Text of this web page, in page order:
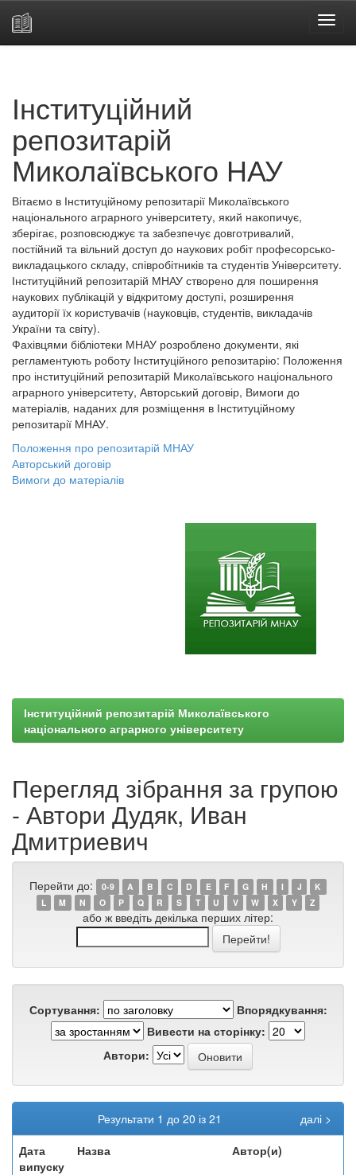
Інституційний
репозитарій
Миколаївського НАУ
Вітаємо в Інституційному репозитарії Миколаївського
національного аграрного університету, який накопичує,
зберігає, розповсюджує та забезпечує довготривалий,
постійний та вільний доступ до наукових робіт професорсько-
викладацького складу, співробітників та студентів Університету.
Інституційний репозитарій МНАУ створено для поширення
наукових публікацій у відкритому доступі, розширення
аудиторії їх користувачів (науковців, студентів, викладачів
України та світу).
Фахівцями бібліотеки МНАУ розроблено документи, які
регламентують роботу Інституційного репозитарію: Положення
про інституційний репозитарій Миколаївського національного
аграрного університету, Авторський договір, Вимоги до
матеріалів, наданих для розміщення в Інституційному
репозитарії МНАУ.
Положення про репозитарій МНАУ
Авторський договір
Вимоги до матеріалів
Інституційний репозитарій Миколаївського
національного аграрного університету
Перегляд зібрання за групою
- Автори Дудяк, Иван
Дмитриевич
Перейти до: 0-9 A B C D E F G H I J
K
L
M N O P Q R S T U V W X Y Z
або ж введіть декілька перших літер:
Сортування:
Впорядкування:
Вивести на сторінку:
Автори:
Результати 1 до 20 із 21
далі >
Дата
випуску
Назва Автор(и)